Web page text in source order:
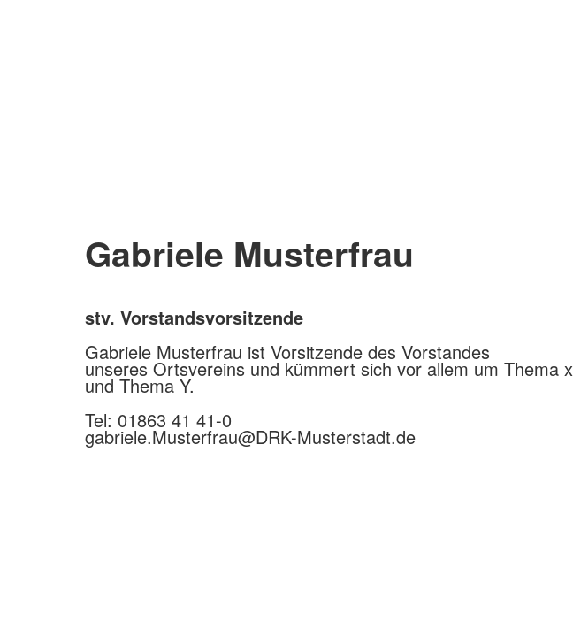
Gabriele Musterfrau
stv. Vorstandsvorsitzende
Gabriele Musterfrau ist Vorsitzende des Vorstandes
unseres Ortsvereins und kümmert sich vor allem um Thema x
und Thema Y.
Tel: 01863 41 41-0
gabriele.Musterfrau@DRK-Musterstadt.de